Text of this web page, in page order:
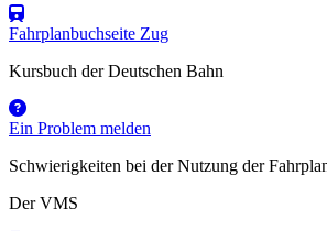
Fahrplanbuchseite Zug
Kursbuch der Deutschen Bahn
Ein Problem melden
Schwierigkeiten bei der Nutzung der
Der VMS